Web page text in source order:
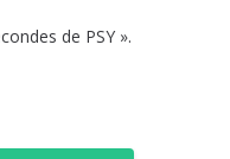
de PSY ».